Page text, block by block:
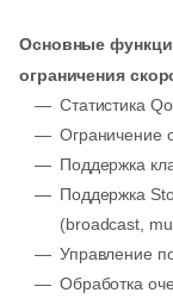
Основные
ограничения
Статистика
Ограничение
Поддержка
Поддержка
(broadcast,
Управление
Обработка